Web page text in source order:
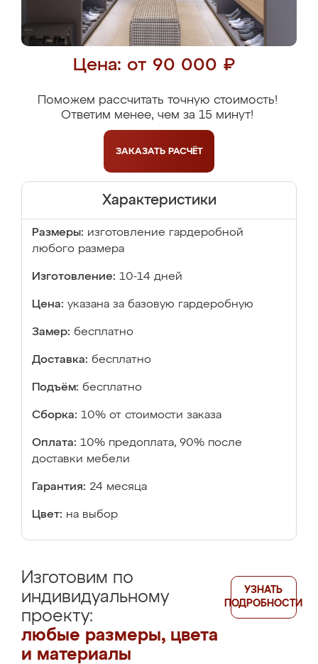
Цена: от 90 000 ₽
Поможем рассчитать точную стоимость!
Ответим менее, чем за 15 минут!
ЗАКАЗАТЬ РАСЧЁТ
Характеристики
Размеры: изготовление гардеробной
любого размера
Изготовление: 10-14 дней
Цена: указана за базовую гардеробную
Замер: бесплатно
Доставка: бесплатно
Подъём: бесплатно
Сборка: 10% от стоимости заказа
Оплата: 10% предоплата, 90% после
доставки мебели
Гарантия: 24 месяца
Цвет: на выбор
Изготовим по
индивидуальному
проекту:
любые размеры, цвета
и материалы
УЗНАТЬ
ПОДРОБНОСТИ